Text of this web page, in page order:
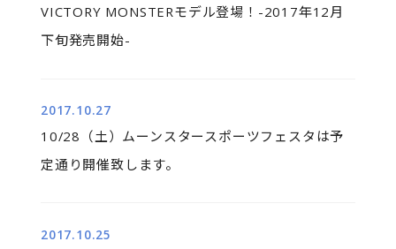
VICTORY MONSTERモデル登場！-2017年12月
下旬発売開始-
2017.10.27
10/28（土）ムーンスタースポーツフェスタは予
定通り開催致します。
2017.10.25